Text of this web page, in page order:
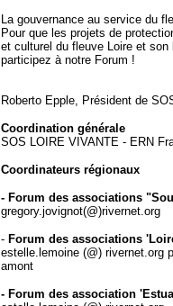
La gouvernance au service du
Pour que les projets de
et culturel du fleuve Loire et
participez à notre Forum !
Roberto Epple, Président de
Coordination générale
SOS LOIRE VIVANTE - ERN
Coordinateurs régionaux
- Forum des associations
gregory.jovignot(@)rivernet.org
- Forum des associations
estelle.lemoine (@) rivernet.org
amont
- Forum des association